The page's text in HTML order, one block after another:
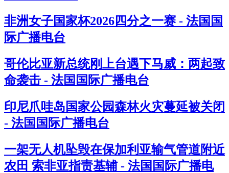
非洲女子国家杯2026四分之一赛 - 法国国
际广播电台
哥伦比亚新总统刚上台遇下马威：两起致
命袭击 - 法国国际广播电台
印尼爪哇岛国家公园森林火灾蔓延被关闭
- 法国国际广播电台
一架无人机坠毁在保加利亚输气管道附近
农田 索非亚指责基辅 - 法国国际广播电